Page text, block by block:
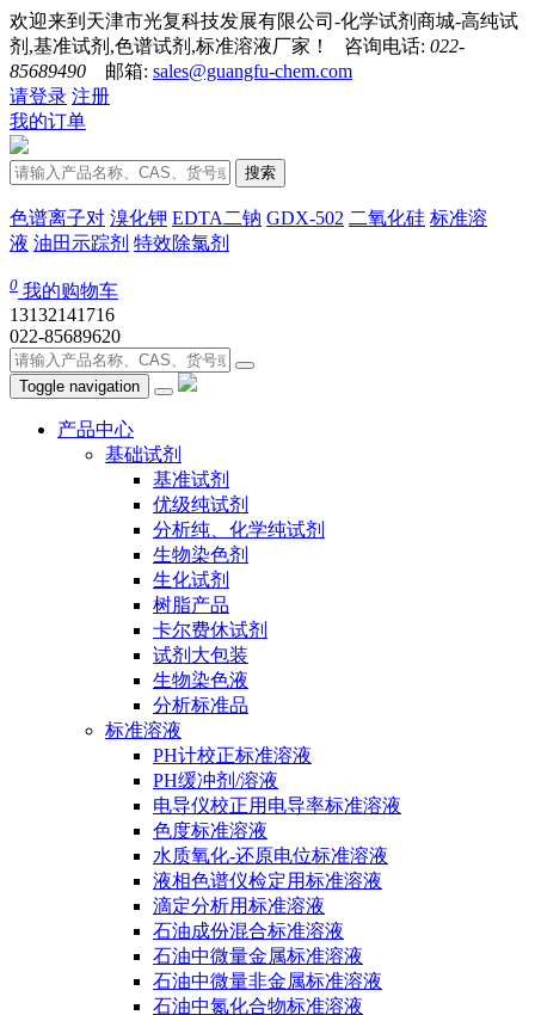
欢迎来到天津市光复科技发展有限公司-化学试剂商城-高纯试
剂,基准试剂,色谱试剂,标准溶液厂家！ 咨询电话: 022-
85689490 邮箱: sales@guangfu-chem.com
请登录 注册
我的订单
搜索
色谱离子对 溴化钾 EDTA二钠 GDX-502 二氧化硅 标准溶
液 油田示踪剂 特效除氯剂
0 我的购物车
13132141716
022-85689620
Toggle navigation
产品中心
基础试剂
基准试剂
优级纯试剂
分析纯、化学纯试剂
生物染色剂
生化试剂
树脂产品
卡尔费休试剂
试剂大包装
生物染色液
分析标准品
标准溶液
PH计校正标准溶液
PH缓冲剂/溶液
电导仪校正用电导率标准溶液
色度标准溶液
水质氧化-还原电位标准溶液
液相色谱仪检定用标准溶液
滴定分析用标准溶液
石油成份混合标准溶液
石油中微量金属标准溶液
石油中微量非金属标准溶液
石油中氮化合物标准溶液